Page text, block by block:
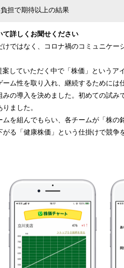
担で期待以上の結果
詳しくお聞せください
ではなく、コロナ禍のコミュニケー
していただく中で「株価」というア
ム性を取り入れ、継続するためには
みの導入を決めました。初めての試み
ました。
を組んでもらい、各チームが「株の
がる「健康株価」という仕掛けで競争